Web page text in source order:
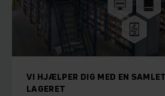
VI HJÆLPER DIG MED EN
LAGERET